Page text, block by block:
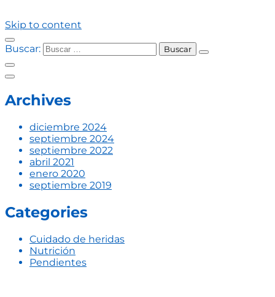
Skip to content
Buscar:
Archives
diciembre 2024
septiembre 2024
septiembre 2022
abril 2021
enero 2020
septiembre 2019
Categories
Cuidado de heridas
Nutrición
Pendientes